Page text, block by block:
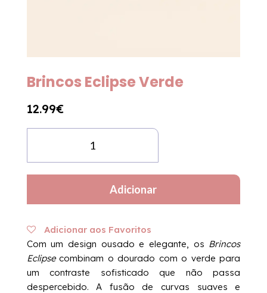
Brincos Eclipse Verde
12.99€
Brincos
Adicionar
Adicionar aos Favoritos
Com um design ousado e elegante, os Brincos
Eclipsecombinam o dourado com o verde para
um contraste sofisticado que não passa
despercebido. A fusão de curvas suaves e